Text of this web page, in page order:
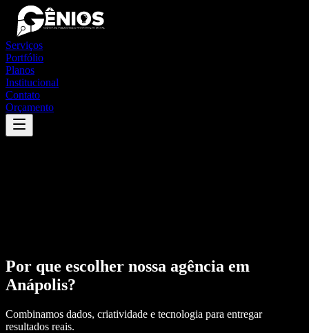
Serviços
Portfólio
Planos
Institucional
Contato
Orçamento
Por que escolher nossa agência em
Anápolis?
Combinamos dados, criatividade e tecnologia para entregar
resultados reais.